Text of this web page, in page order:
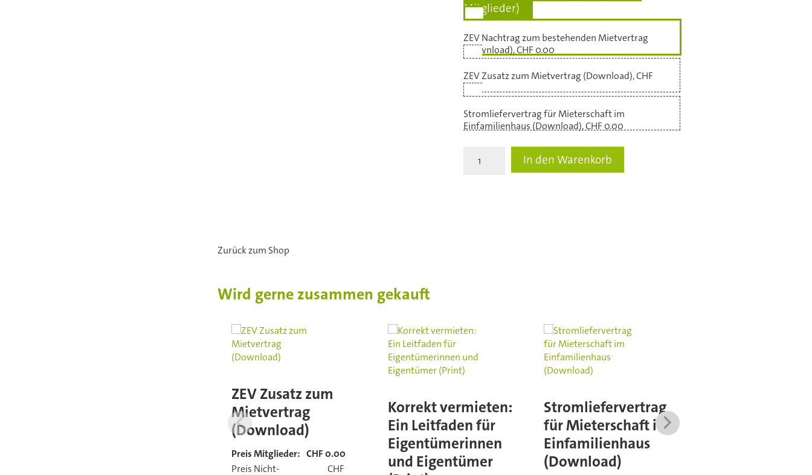
Mitglieder)
ZEV Nachtrag zum bestehenden Mietvertrag
(Download), CHF 0.00
ZEV Zusatz zum Mietvertrag (Download), CHF
0.00
Stromliefervertrag für Mieterschaft im
Einfamilienhaus (Download), CHF 0.00
Nachtrag
In den Warenkorb
Zurück zum Shop
Wird gerne zusammen gekauft
ZEV Zusatz zum
Mietvertrag
(Download)
Preis Mitglieder: CHF 0.00
Preis Nicht-
CHF
Korrekt vermieten:
Ein Leitfaden für
Eigentümerinnen
und Eigentümer
Stromliefervertrag
für Mieterschaft im
Einfamilienhaus
(Download)